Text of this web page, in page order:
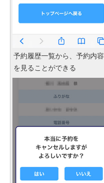
予約履歴一覧から、予約内容
を見ることができる